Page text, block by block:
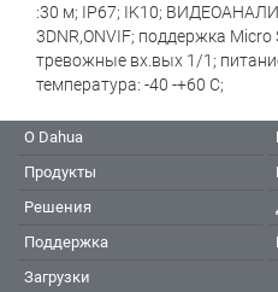
:30 м; IP67; IK10;
3DNR,ONVIF; поддержка Micro
тревожные вх.вых 1/1;
температура: -40 -+60 С;
О Dahua
Продукты
Решения
Поддержка
Загрузки